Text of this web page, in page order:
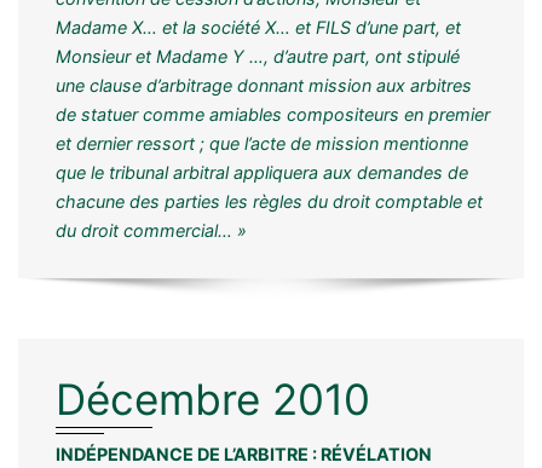
Madame X… et la société X… et FILS d’une part, et
Monsieur et Madame Y …, d’autre part, ont stipulé
une clause d’arbitrage donnant mission aux arbitres
de statuer comme amiables compositeurs en premier
et dernier ressort ; que l’acte de mission mentionne
que le tribunal arbitral appliquera aux demandes de
chacune des parties les règles du droit comptable et
du droit commercial… »
Décembre 2010
INDÉPENDANCE DE L’ARBITRE : RÉVÉLATION